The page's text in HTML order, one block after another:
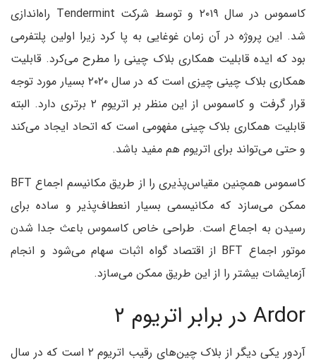
کاسموس در سال ۲۰۱۹ و توسط شرکت Tendermint راه‌اندازی
شد. این پروژه در آن زمان غوغایی به پا کرد زیرا اولین پلتفرمی
بود که ایده قابلیت همکاری بلاک چینی را مطرح می‌کرد. قابلیت
همکاری بلاک چینی چیزی است که در سال ۲۰۲۰ بسیار مورد توجه
قرار گرفت و کاسموس از این منظر بر اتریوم ۲ برتری دارد. البته
قابلیت همکاری بلاک چینی مفهومی است که اتحاد ایجاد می‌کند
و حتی می‌تواند برای اتریوم هم مفید باشد.
کاسموس همچنین مقیاس‌پذیری را از طریق مکانیسم اجماع BFT
ممکن می‌سازد که مکانیسمی بسیار انعطاف‌پذیر و ساده برای
رسیدن به اجماع است. طراحی خاص کاسموس باعث جدا شدن
موتور اجماع BFT از اقتصاد گواه اثبات سهام می‌شود و انجام
آزمایشات بیشتر را از این طریق ممکن می‌سازد.
Ardor در برابر اتریوم ۲
آردور یکی دیگر از بلاک چین‌های رقیب اتریوم ۲ است که در سال